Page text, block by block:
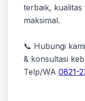
terbaik, kualitas
maksimal.
📞 Hubungi
& konsultasi
Telp/WA 0821-